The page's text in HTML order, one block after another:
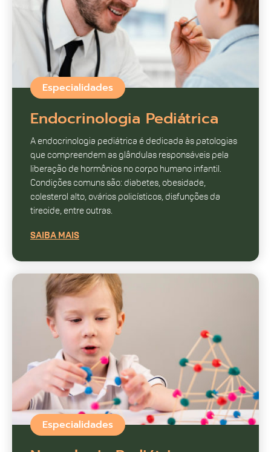
Especialidades
Endocrinologia Pediátrica
A endocrinologia pediátrica é dedicada às patologias
que compreendem as glândulas responsáveis pela
liberação de hormônios no corpo humano infantil.
Condições comuns são: diabetes, obesidade,
colesterol alto, ovários policísticos, disfunções da
tireoide, entre outras.
SAIBA MAIS
Especialidades